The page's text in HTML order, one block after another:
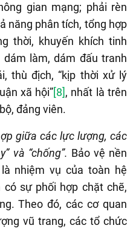
gian mạng; phải rèn
năng phân tích, tổng hợp
thời, khuyến khích tinh
làm, dám đấu tranh
thù địch, “kịp thời xử lý
xã hội”[8], nhất là trên
đảng viên.
giữa các lực lượng, các
và “chống”. Bảo vệ nền
nhiệm vụ của toàn hệ
sự phối hợp chặt chẽ,
Theo đó, các cơ quan
vũ trang, các tổ chức